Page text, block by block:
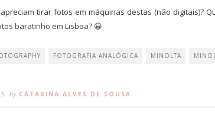
tirar fotos em máquinas destas (não digitais)?
baratinho em Lisboa? 😀
FOTOGRAFIA ANALÓGICA MINOLTA
By CATARINA ALVES DE SOUSA